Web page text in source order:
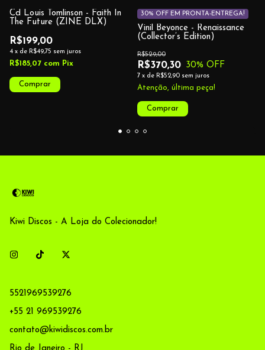
Cd Louis Tomlinson - Faith In
The Future (ZINE DLX)
R$199,00
4 x de R$49,75 sem juros
R$185,07 com Pix
Vinil Beyonce - Renaissance
(Collector’s Edition)
R$370,30
R$529,00
30% OFF
7 x de R$52,90 sem juros
30% OFF EM PRONTA-ENTREGA!
Atenção, última peça!
Kiwi Discos - A Loja do Colecionador!
5521969539276
+55 21 969539276
contato@kiwidiscos.com.br